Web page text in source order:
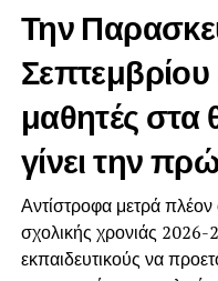
Την
μαθητές στα
γίνει την
Αντίστροφα μετρά πλέον
σχολικής χρονιάς 2026-
εκπαιδευτικούς να